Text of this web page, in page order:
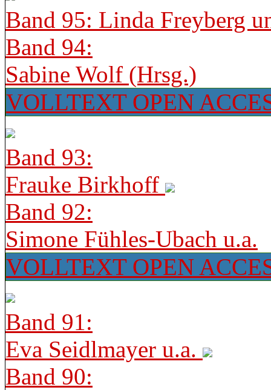
Band 95: Linda Freyberg
Band 94:
Sabine Wolf (Hrsg.)
VOLLTEXT OPEN
Band 93:
Frauke Birkhoff
Band 92:
Simone Fühles-Ubach u.a.
VOLLTEXT OPEN
Band 91:
Eva Seidlmayer u.a.
Band 90: